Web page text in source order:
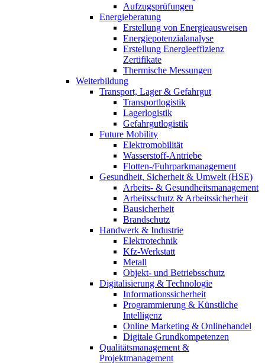
Aufzugsprüfungen
Energieberatung
Erstellung von Energieausweisen
Energiepotenzialanalyse
Erstellung Energieeffizienz
Zertifikate
Thermische Messungen
Weiterbildung
Transport, Lager & Gefahrgut
Transportlogistik
Lagerlogistik
Gefahrgutlogistik
Future Mobility
Elektromobilität
Wasserstoff-Antriebe
Flotten-/Fuhrparkmanagement
Gesundheit, Sicherheit & Umwelt (HSE)
Arbeits- & Gesundheitsmanagement
Arbeitsschutz & Arbeitssicherheit
Bausicherheit
Brandschutz
Handwerk & Industrie
Elektrotechnik
Kfz-Werkstatt
Metall
Objekt- und Betriebsschutz
Digitalisierung & Technologie
Informationssicherheit
Programmierung & Künstliche
Intelligenz
Online Marketing & Onlinehandel
Digitale Grundkompetenzen
Qualitätsmanagement &
Projektmanagement